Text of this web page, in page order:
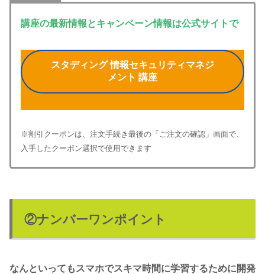
講座の最新情報とキャンペーン情報は公式サイトで
スタディング 情報セキュリティマネジ
メント 講座
※割引クーポンは、注文手続き最後の「ご注文の確認」画面で、
入手したクーポン選択で使用できます
②ナンバーワンポイント
なんといってもスマホでスキマ時間に学習するために開発